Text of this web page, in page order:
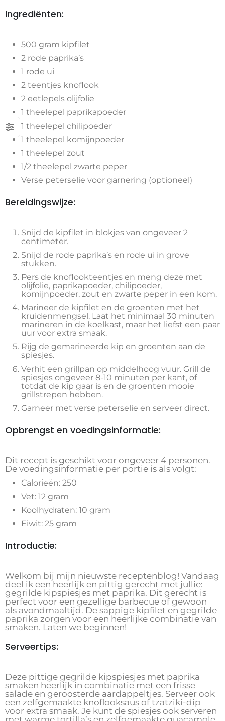
Ingrediënten:
500 gram kipfilet
2 rode paprika’s
1 rode ui
2 teentjes knoflook
2 eetlepels olijfolie
1 theelepel paprikapoeder
1 theelepel chilipoeder
1 theelepel komijnpoeder
1 theelepel zout
1/2 theelepel zwarte peper
Verse peterselie voor garnering (optioneel)
Bereidingswijze:
Snijd de kipfilet in blokjes van ongeveer 2
centimeter.
Snijd de rode paprika’s en rode ui in grove
stukken.
Pers de knoflookteentjes en meng deze met
olijfolie, paprikapoeder, chilipoeder,
komijnpoeder, zout en zwarte peper in een kom.
Marineer de kipfilet en de groenten met het
kruidenmengsel. Laat het minimaal 30 minuten
marineren in de koelkast, maar het liefst een paar
uur voor extra smaak.
Rijg de gemarineerde kip en groenten aan de
spiesjes.
Verhit een grillpan op middelhoog vuur. Grill de
spiesjes ongeveer 8-10 minuten per kant, of
totdat de kip gaar is en de groenten mooie
grillstrepen hebben.
Garneer met verse peterselie en serveer direct.
Opbrengst en voedingsinformatie:
Dit recept is geschikt voor ongeveer 4 personen.
De voedingsinformatie per portie is als volgt:
Calorieën: 250
Vet: 12 gram
Koolhydraten: 10 gram
Eiwit: 25 gram
Introductie:
Welkom bij mijn nieuwste receptenblog! Vandaag
deel ik een heerlijk en pittig gerecht met jullie:
gegrilde kipspiesjes met paprika. Dit gerecht is
perfect voor een gezellige barbecue of gewoon
als avondmaaltijd. De sappige kipfilet en gegrilde
paprika zorgen voor een heerlijke combinatie van
smaken. Laten we beginnen!
Serveertips:
Deze pittige gegrilde kipspiesjes met paprika
smaken heerlijk in combinatie met een frisse
salade en geroosterde aardappeltjes. Serveer ook
een zelfgemaakte knoflooksaus of tzatziki-dip
voor extra smaak. Je kunt de spiesjes ook serveren